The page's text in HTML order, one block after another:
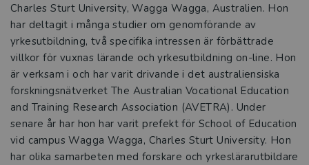
Charles Sturt University, Wagga Wagga, Australien. Hon
har deltagit i många studier om genomförande av
yrkesutbildning, två specifika intressen är förbättrade
villkor för vuxnas lärande och yrkesutbildning on-line. Hon
är verksam i och har varit drivande i det australiensiska
forskningsnätverket The Australian Vocational Education
and Training Research Association (AVETRA). Under
senare år har hon har varit prefekt för School of Education
vid campus Wagga Wagga, Charles Sturt University. Hon
har olika samarbeten med forskare och yrkeslärarutbildare